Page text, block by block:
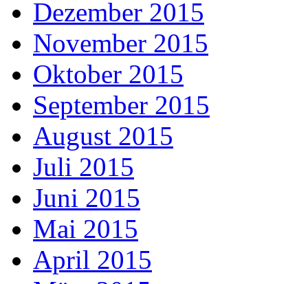
Dezember 2015
November 2015
Oktober 2015
September 2015
August 2015
Juli 2015
Juni 2015
Mai 2015
April 2015